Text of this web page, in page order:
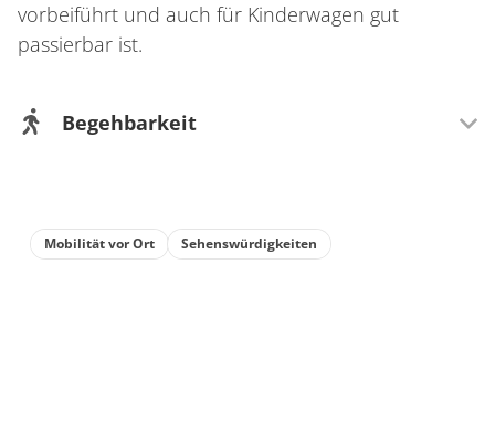
vorbeiführt und auch für Kinderwagen gut
passierbar ist.
Begehbarkeit
Mit Kinderwagen befahrbar
Mobilität vor Ort Sehenswürdigkeiten